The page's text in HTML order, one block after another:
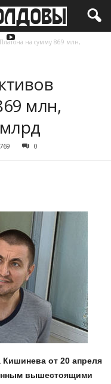
на сумму 869 млн,
млн,
0
Кишинева от 20 апреля
вышестоящими